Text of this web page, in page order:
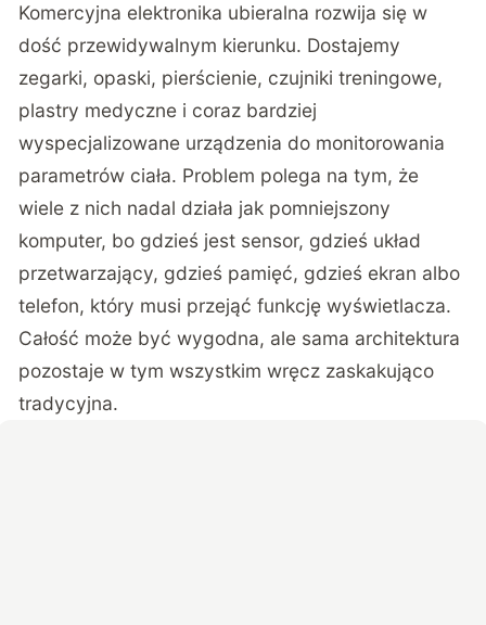
Komercyjna elektronika ubieralna rozwija się w
dość przewidywalnym kierunku. Dostajemy
zegarki, opaski, pierścienie, czujniki treningowe,
plastry medyczne i coraz bardziej
wyspecjalizowane urządzenia do monitorowania
parametrów ciała. Problem polega na tym, że
wiele z nich nadal działa jak pomniejszony
komputer, bo gdzieś jest sensor, gdzieś układ
przetwarzający, gdzieś pamięć, gdzieś ekran albo
telefon, który musi przejąć funkcję wyświetlacza.
Całość może być wygodna, ale sama architektura
pozostaje w tym wszystkim wręcz zaskakująco
tradycyjna.